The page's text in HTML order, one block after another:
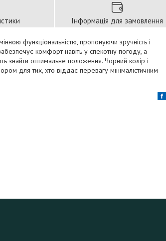
Інформація для замовлення
функціональністю, пропонуючи зручність і
комфорт навіть у спекотну погоду, а
знайти оптимальне положення. Чорний колір і
для тих, хто віддає перевагу мінімалістичним